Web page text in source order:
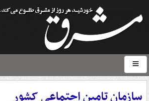
سازمان تامین اجتماعی کشور